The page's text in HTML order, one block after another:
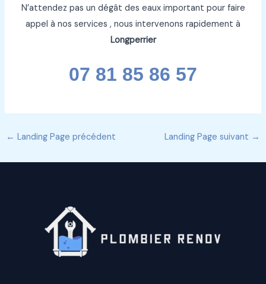
N’attendez pas un dégât des eaux important pour faire
appel à nos services , nous intervenons rapidement à
Longperrier
07 81 85 86 57
← Landing Page précédent Landing Page suivant →